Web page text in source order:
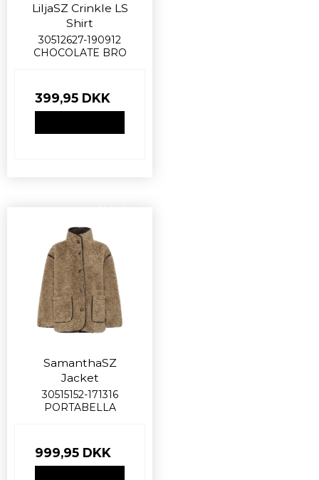
LiljaSZ Crinkle LS
Shirt
30512627-190912
CHOCOLATE BRO
399,95 DKK
SamanthaSZ
Jacket
30515152-171316
PORTABELLA
999,95 DKK